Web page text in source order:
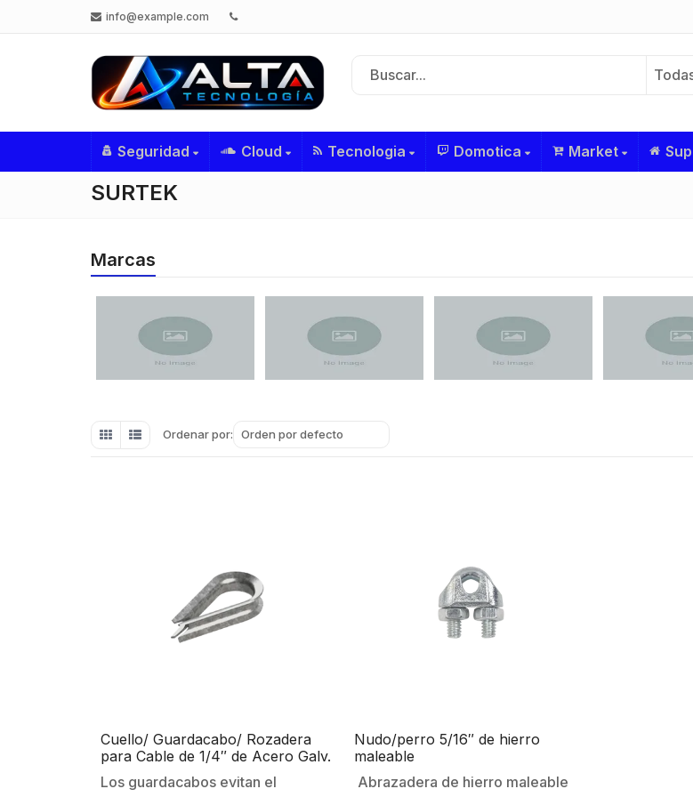
info@example.com
Seguridad Cloud Tecnologia Domotica Market
SURTEK
Marcas
Ordenar por: Orden por defecto
Cuello/ Guardacabo/ Rozadera
para Cable de 1/4″ de Acero Galv.
por Inmersión
Los guardacabos evitan el
Nudo/perro 5/16″ de hierro
maleable
Abrazadera de hierro maleable